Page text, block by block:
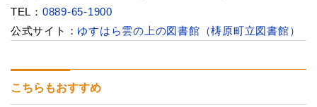
TEL： 0889-65-1900
公式サイト： ゆすはら雲の上の図書館（梼原町立図書館）
こちらもおすすめ